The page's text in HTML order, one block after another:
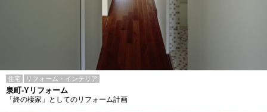
住宅 リフォーム・インテリア
泉町-Yリフォーム
「終の棲家」としてのリフォーム計画